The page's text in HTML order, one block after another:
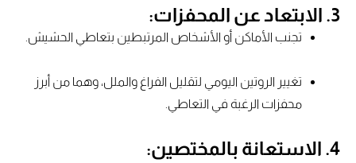
3. الابتعاد عن المحفزات:
تجنب الأماكن أو الأشخاص المرتبطين بتعاطي الحشيش.
تغيير الروتين اليومي لتقليل الفراغ والملل، وهما من أبرز
محفزات الرغبة في التعاطي.
4. الاستعانة بالمختصين: